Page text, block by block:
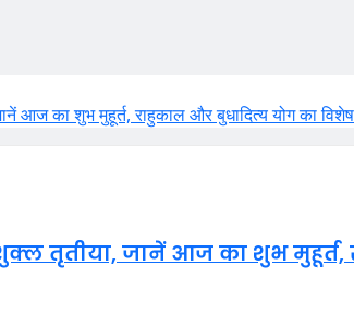
का शुभ मुहूर्त, राहुकाल और बुधादित्य योग का
तृतीया, जानें आज का शुभ मुहूर्त,